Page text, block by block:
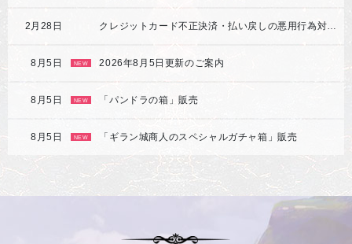
2月28日
8月5日 NEW 2026年8月5日更新のご案内
8月5日 NEW 「パンドラの箱」販売
8月5日 NEW 「ギラン城商人のスペシャルガチャ箱」販売